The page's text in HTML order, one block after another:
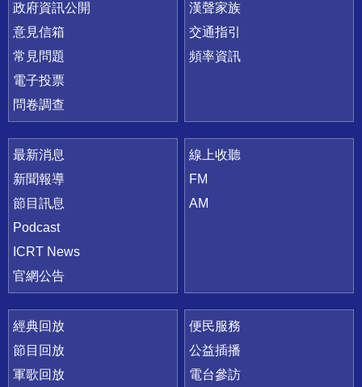
政府資訊公開
意見信箱
常見問題
電子投票
問卷調查
漢聲家族
交通指引
頻率資訊
最新消息
新聞報導
節目訊息
Podcast
ICRT News
官網公告
線上收聽
FM
AM
經典回放
節目回放
軍歌回放
便民服務
公益插播
電台參訪